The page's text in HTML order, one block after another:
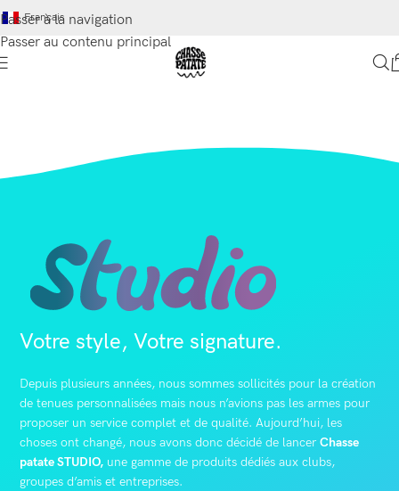
Passer à la navigation
Passer au contenu principal
Français
Votre style, Votre signature.
Depuis plusieurs années, nous sommes sollicités pour la création
de tenues personnalisées mais nous n’avions pas les armes pour
proposer un service complet et de qualité. Aujourd’hui, les
choses ont changé, nous avons donc décidé de lancerChasse
patate STUDIO, une gamme de produits dédiés aux clubs,
groupes d’amis et entreprises.